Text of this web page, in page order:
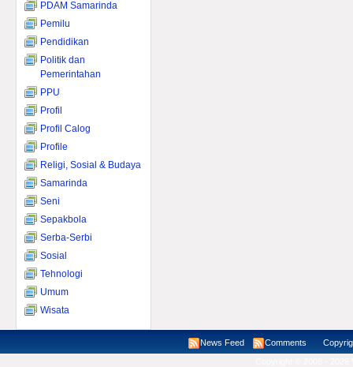
PDAM Samarinda
Pemilu
Pendidikan
Politik dan
Pemerintahan
PPU
Profil
Profil Calog
Profile
Religi, Sosial & Budaya
Samarinda
Seni
Sepakbola
Serba-Serbi
Sosial
Tehnologi
Umum
Wisata
News Feed Comments Copyright